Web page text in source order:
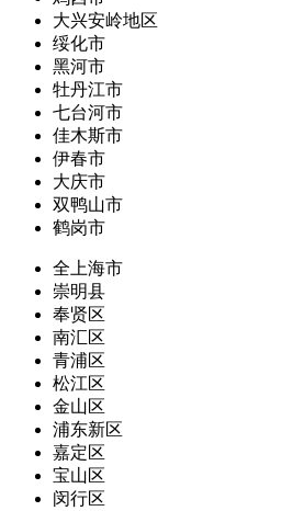
大兴安岭地区
绥化市
黑河市
牡丹江市
七台河市
佳木斯市
伊春市
大庆市
双鸭山市
鹤岗市
全上海市
崇明县
奉贤区
南汇区
青浦区
松江区
金山区
浦东新区
嘉定区
宝山区
闵行区